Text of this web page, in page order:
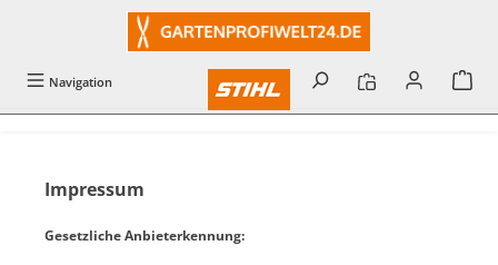
Navigation
Impressum
Gesetzliche Anbieterkennung: